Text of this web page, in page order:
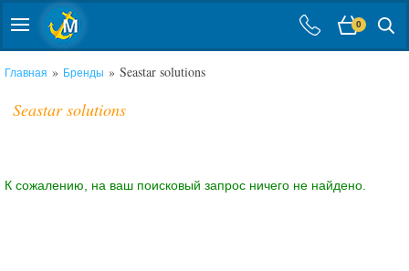
0
Главная » Бренды » Seastar solutions
Seastar solutions
К сожалению, на ваш поисковый запрос ничего не найдено.